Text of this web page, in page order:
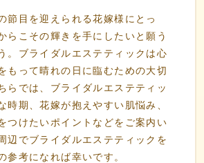
節目を迎えられる花嫁様にとっ
らこその輝きを手にしたいと願う
。ブライダルエステティックは心
もって晴れの日に臨むための大切
らでは、ブライダルエステティッ
時期、花嫁が抱えやすい肌悩み、
つけたいポイントなどをご案内い
辺でブライダルエステティックを
参考になれば幸いです。